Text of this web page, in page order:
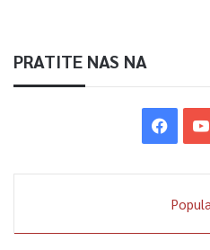
PRATITE NAS NA